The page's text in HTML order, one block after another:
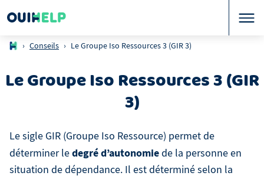
› Conseils › Le Groupe Iso Ressources 3 (GIR 3)
Le Groupe Iso Ressources 3 (GIR
3)
Le sigle GIR (Groupe Iso Ressource) permet de
déterminer ledegré d’autonomiede la personne en
situation de dépendance. Il est déterminé selon la